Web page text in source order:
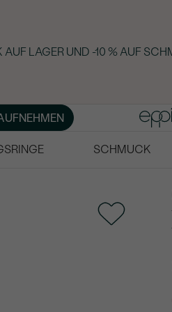
LAGER UND -10 % AUF
SCHMUCK